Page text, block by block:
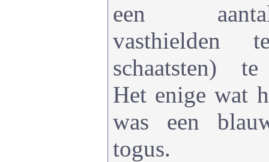
een
vasthielden
schaatsten)
Het enige wat
was een
togus.